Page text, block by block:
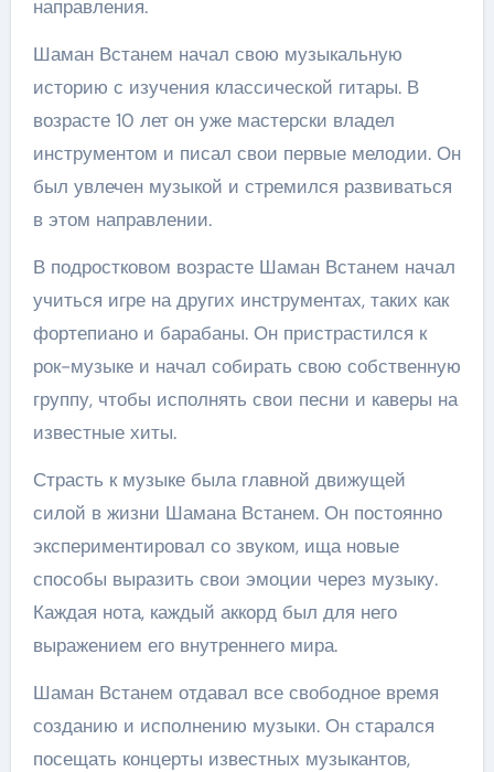
направления.
Шаман Встанем начал свою музыкальную
историю с изучения классической гитары. В
возрасте 10 лет он уже мастерски владел
инструментом и писал свои первые мелодии. Он
был увлечен музыкой и стремился развиваться
в этом направлении.
В подростковом возрасте Шаман Встанем начал
учиться игре на других инструментах, таких как
фортепиано и барабаны. Он пристрастился к
рок-музыке и начал собирать свою собственную
группу, чтобы исполнять свои песни и каверы на
известные хиты.
Страсть к музыке была главной движущей
силой в жизни Шамана Встанем. Он постоянно
экспериментировал со звуком, ища новые
способы выразить свои эмоции через музыку.
Каждая нота, каждый аккорд был для него
выражением его внутреннего мира.
Шаман Встанем отдавал все свободное время
созданию и исполнению музыки. Он старался
посещать концерты известных музыкантов,